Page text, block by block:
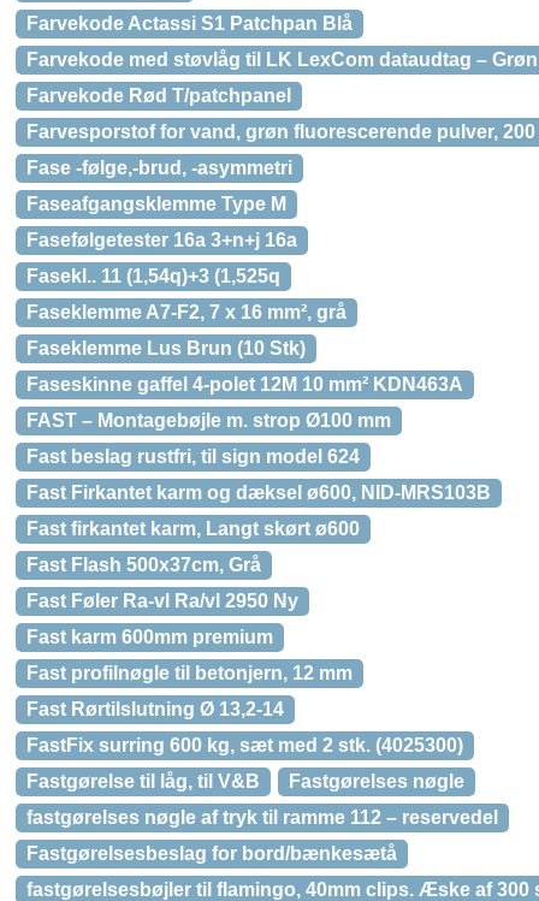
Farvekode Actassi S1 Patchpan Blå
Farvekode med støvlåg til LK LexCom dataudtag – Grøn
Farvekode Rød T/patchpanel
Farvesporstof for vand, grøn fluorescerende pulver, 200
Fase -følge,-brud, -asymmetri
Faseafgangsklemme Type M
Fasefølgetester 16a 3+n+j 16a
Fasekl.. 11 (1,54q)+3 (1,525q
Faseklemme A7-F2, 7 x 16 mm², grå
Faseklemme Lus Brun (10 Stk)
Faseskinne gaffel 4-polet 12M 10 mm² KDN463A
FAST – Montagebøjle m. strop Ø100 mm
Fast beslag rustfri, til sign model 624
Fast Firkantet karm og dæksel ø600, NID-MRS103B
Fast firkantet karm, Langt skørt ø600
Fast Flash 500x37cm, Grå
Fast Føler Ra-vl Ra/vl 2950 Ny
Fast karm 600mm premium
Fast profilnøgle til betonjern, 12 mm
Fast Rørtilslutning Ø 13,2-14
FastFix surring 600 kg, sæt med 2 stk. (4025300)
Fastgørelse til låg, til V&B
Fastgørelses nøgle
fastgørelses nøgle af tryk til ramme 112 – reservedel
Fastgørelsesbeslag for bord/bænkesætå
fastgørelsesbøjler til flamingo, 40mm clips. Æske af 300